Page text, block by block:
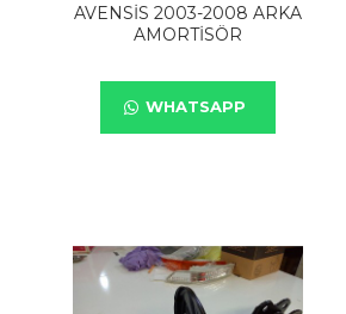
AVENSİS 2003-2008 ARKA
AMORTİSÖR
WHATSAPP